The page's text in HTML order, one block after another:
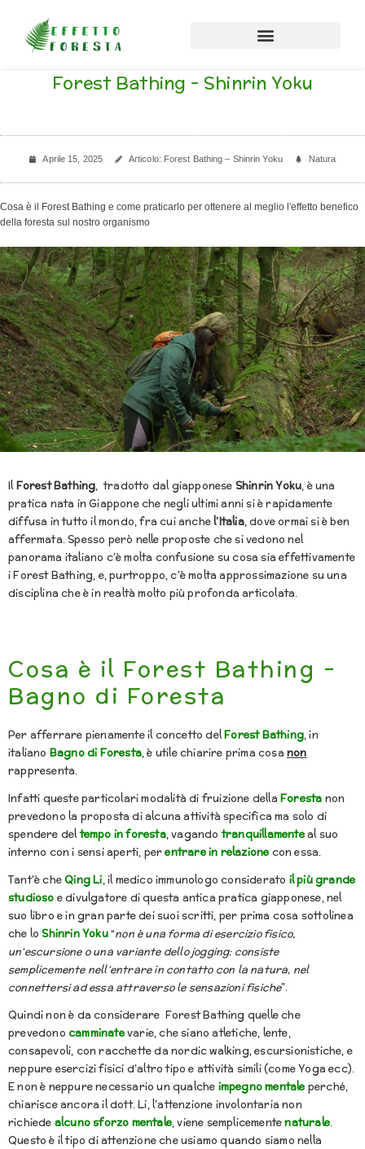
Forest Bathing – Shinrin Yoku
Aprile 15, 2025 Articolo: Forest Bathing – Shinrin Yoku Natura
Cosa è il Forest Bathing e come praticarlo per ottenere al meglio l'effetto benefico
della foresta sul nostro organismo
IlForest Bathing, tradotto dal giapponese Shinrin Yoku, è una
pratica nata in Giappone che negli ultimi anni si è rapidamente
diffusa in tutto il mondo, fra cui anchel’Italia, dove ormai si è ben
affermata. Spesso però nelle proposte che si vedono nel
panorama italiano c’è molta confusione su cosa sia effettivamente
i Forest Bathing, e, purtroppo, c’è molta approssimazione su una
disciplina che è in realtà molto più profonda articolata.
Cosa è il Forest Bathing -
Bagno di Foresta
Per afferrare pienamente il concetto delForest Bathing, in
italiano Bagno di Foresta, è utile chiarire prima cosanon
rappresenta.
Infatti queste particolari modalità di fruizione della Foresta non
prevedono la proposta di alcuna attività specifica ma solo di
spendere deltempo in foresta, vagandotranquillamenteal suo
interno con i sensi aperti, perentrare in relazione con essa.
Tant’è cheQing Li, il medico immunologo considerato il più grande
studioso e divulgatore di questa antica pratica giapponese, nel
suo libro e in gran parte dei suoi scritti, per prima cosa sottolinea
che lo Shinrin Yoku“non è una forma di esercizio fisico,
un’escursione o una variante dello jogging: consiste
semplicemente nell’entrare in contatto con la natura, nel
connettersi ad essa attraverso le sensazioni fisiche”.
Quindi non è da considerare Forest Bathing quelle che
prevedono camminatevarie, che siano atletiche, lente,
consapevoli, con racchette da nordic walking, escursionistiche, e
neppure esercizi fisici d’altro tipo e attività simili (come Yoga ecc).
E non è neppure necessario un qualche impegno mentale perché,
chiarisce ancora il dott. Li, l’attenzione involontaria non
richiede alcuno sforzo mentale, viene semplicementenaturale.
Questo è il tipo di attenzione che usiamo quando siamo nella